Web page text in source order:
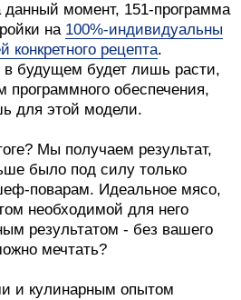
момент, 151-программа
на 100%-индивидуальны
конкретного рецепта.
в будущем будет лишь расти,
программного обеспечения,
для этой модели.
Мы получаем результат,
было под силу только
поварам. Идеальное мясо,
необходимой для него
результатом - без вашего
мечтать?
и кулинарным опытом